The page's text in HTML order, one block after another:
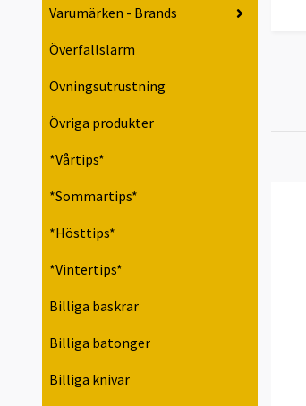
Varumärken - Brands
Överfallslarm
Övningsutrustning
Övriga produkter
*Vårtips*
*Sommartips*
*Hösttips*
*Vintertips*
Billiga baskrar
Billiga batonger
Billiga knivar